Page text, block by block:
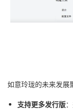
如意玲珑的未来发展
支持更多发行版